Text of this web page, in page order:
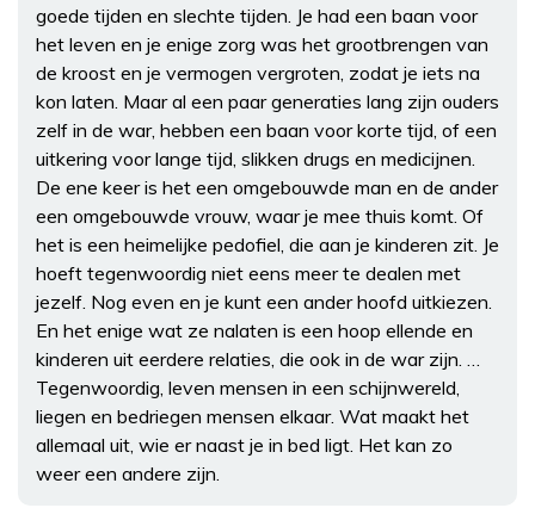
goede tijden en slechte tijden. Je had een baan voor
het leven en je enige zorg was het grootbrengen van
de kroost en je vermogen vergroten, zodat je iets na
kon laten. Maar al een paar generaties lang zijn ouders
zelf in de war, hebben een baan voor korte tijd, of een
uitkering voor lange tijd, slikken drugs en medicijnen.
De ene keer is het een omgebouwde man en de ander
een omgebouwde vrouw, waar je mee thuis komt. Of
het is een heimelijke pedofiel, die aan je kinderen zit. Je
hoeft tegenwoordig niet eens meer te dealen met
jezelf. Nog even en je kunt een ander hoofd uitkiezen.
En het enige wat ze nalaten is een hoop ellende en
kinderen uit eerdere relaties, die ook in de war zijn. …
Tegenwoordig, leven mensen in een schijnwereld,
liegen en bedriegen mensen elkaar. Wat maakt het
allemaal uit, wie er naast je in bed ligt. Het kan zo
weer een andere zijn.